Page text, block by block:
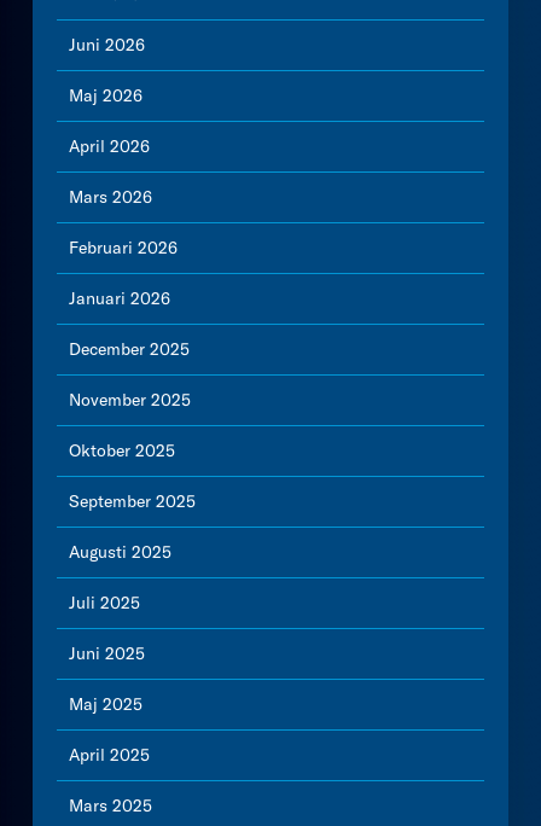
Juni 2026
Maj 2026
April 2026
Mars 2026
Februari 2026
Januari 2026
December 2025
November 2025
Oktober 2025
September 2025
Augusti 2025
Juli 2025
Juni 2025
Maj 2025
April 2025
Mars 2025